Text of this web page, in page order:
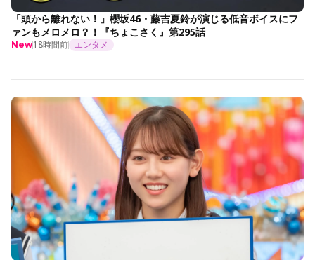
「頭から離れない！」櫻坂46・藤吉夏鈴が演じる低音ボイスにフ
ァンもメロメロ？！『ちょこさく』第295話
New18時間前 エンタメ